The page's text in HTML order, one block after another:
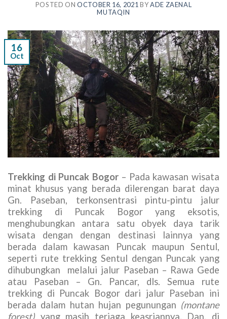
POSTED ONOCTOBER 16, 2021BYADE ZAENAL
MUTAQIN
16
Oct
Trekking di Puncak Bogor – Pada kawasan wisata
minat khusus yang berada dilerengan barat daya
Gn. Paseban, terkonsentrasi pintu-pintu jalur
trekking di Puncak Bogor yang eksotis,
menghubungkan antara satu obyek daya tarik
wisata dengan dengan destinasi lainnya yang
berada dalam kawasan Puncak maupun Sentul,
seperti rute trekking Sentul dengan Puncak yang
dihubungkan melalui jalur Paseban – Rawa Gede
atau Paseban – Gn. Pancar, dls. Semua rute
trekking di Puncak Bogor dari jalur Paseban ini
berada dalam hutan hujan pegunungan (montane
forest) yang masih terjaga keasriannya. Dan, di